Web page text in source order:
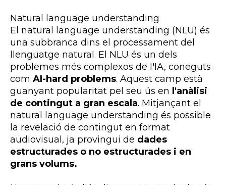
Natural language understanding
El natural language understanding (NLU) és
una subbranca dins el processament del
llenguatge natural. El NLU és un dels
problemes més complexos de l'IA, coneguts
com AI-hard problems. Aquest camp està
guanyant popularitat pel seu ús en l'anàlisi
de contingut a gran escala. Mitjançant el
natural language understanding és possible
la revelació de contingut en format
audiovisual, ja provingui de dades
estructurades o no estructurades i en
grans volums.